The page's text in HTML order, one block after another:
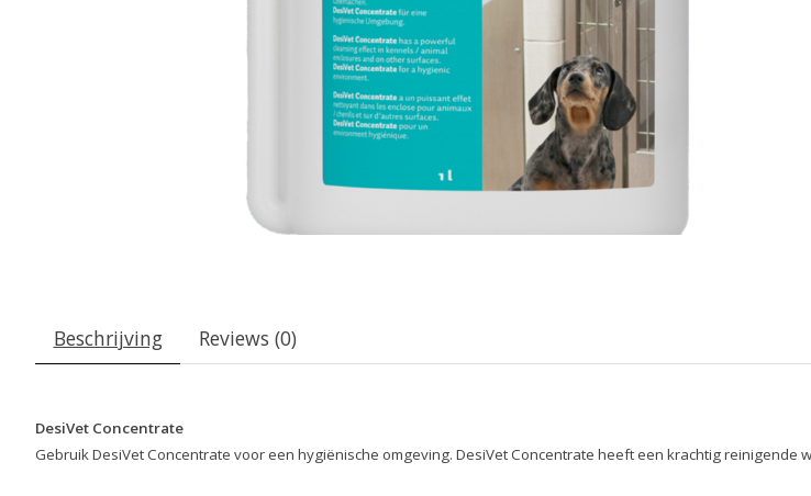
Beschrijving Reviews (0)
DesiVet Concentrate
GebruikDesiVet Concentrate voor een hygiënische omgeving. DesiVet Concentrate heeft een krachtig